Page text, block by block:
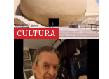
CULTURA